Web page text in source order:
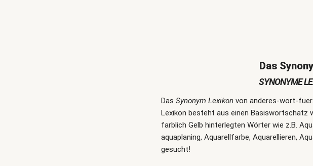
Das
SYNONYME
Das Synonym Lexikonvon anderes-wort-
Lexikon besteht aus einen Basiswortschatz
farblich Gelb hinterlegten Wörter wie z.B.
aquaplaning, Aquarellfarbe, Aquarellieren,
gesucht!